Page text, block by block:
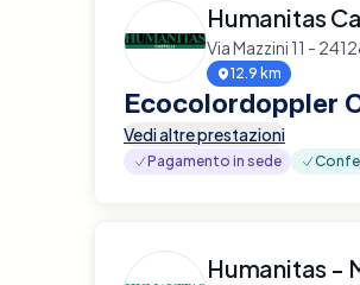
Humanitas
Via Mazzini 11 -
12.9 km
Ecocolordoppler
Vedi altre prestazioni
Pagamento in sede
Humanitas -